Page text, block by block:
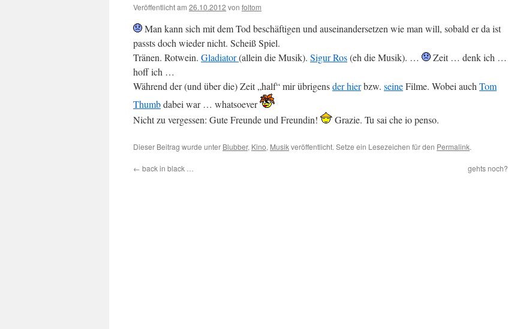
Veröffentlicht am 26.10.2012 von foltom
Man kann sich mit dem Tod beschäftigen und auseinandersetzen wie man will, sobald er da ist
passts doch wieder nicht. Scheiß Spiel.
Tränen. Rotwein. Gladiator(allein die Musik). Sigur Ros(eh die Musik). …
Zeit … denk ich …
hoff ich …
Während der (und über die) Zeit „half“ mir übrigensder hierbzw. seineFilme. Wobei auch Tom
Thumbdabei war … whatsoever
Nicht zu vergessen: Gute Freunde und Freundin!
Grazie. Tu sai che io penso.
Dieser Beitrag wurde unter Blubber, Kino, Musikveröffentlicht. Setze ein Lesezeichen für den Permalink.
← back in black … gehts noch?